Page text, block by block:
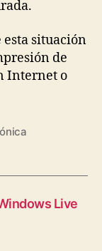
esta situación
de
Internet o
Live